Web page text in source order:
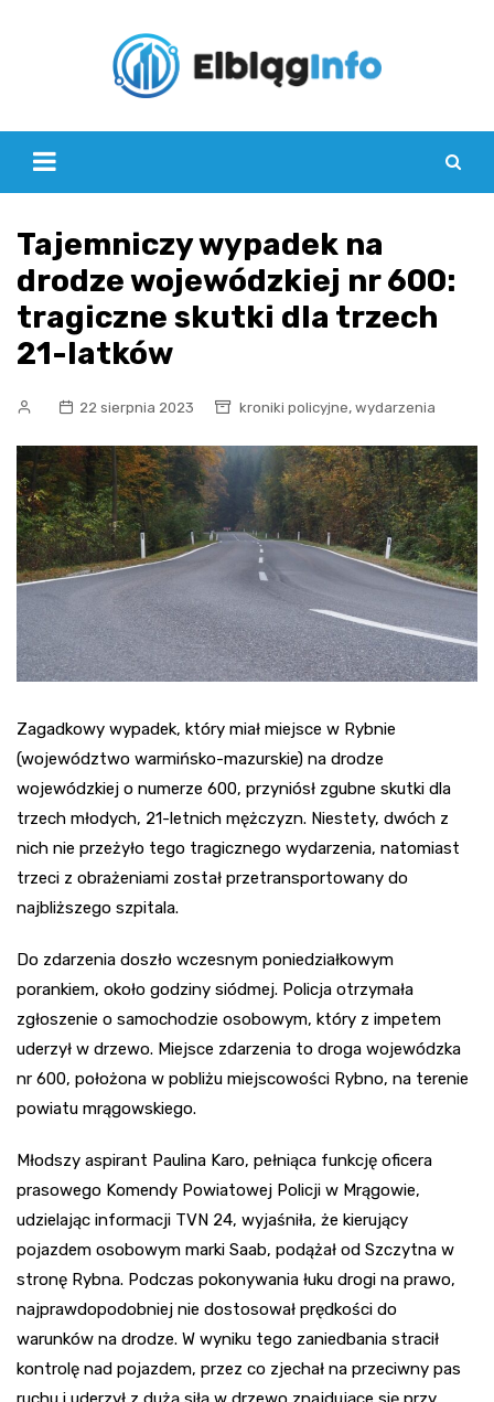
Tajemniczy wypadek na
drodze wojewódzkiej nr 600:
tragiczne skutki dla trzech
21-latków
22 sierpnia 2023 kroniki policyjne, wydarzenia
Zagadkowy wypadek, który miał miejsce w Rybnie
(województwo warmińsko-mazurskie) na drodze
wojewódzkiej o numerze 600, przyniósł zgubne skutki dla
trzech młodych, 21-letnich mężczyzn. Niestety, dwóch z
nich nie przeżyło tego tragicznego wydarzenia, natomiast
trzeci z obrażeniami został przetransportowany do
najbliższego szpitala.
Do zdarzenia doszło wczesnym poniedziałkowym
porankiem, około godziny siódmej. Policja otrzymała
zgłoszenie o samochodzie osobowym, który z impetem
uderzył w drzewo. Miejsce zdarzenia to droga wojewódzka
nr 600, położona w pobliżu miejscowości Rybno, na terenie
powiatu mrągowskiego.
Młodszy aspirant Paulina Karo, pełniąca funkcję oficera
prasowego Komendy Powiatowej Policji w Mrągowie,
udzielając informacji TVN 24, wyjaśniła, że kierujący
pojazdem osobowym marki Saab, podążał od Szczytna w
stronę Rybna. Podczas pokonywania łuku drogi na prawo,
najprawdopodobniej nie dostosował prędkości do
warunków na drodze. W wyniku tego zaniedbania stracił
kontrolę nad pojazdem, przez co zjechał na przeciwny pas